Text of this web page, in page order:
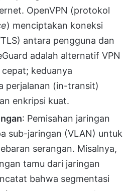
OpenVPN (protokol
) menciptakan koneksi
antara pengguna dan
adalah alternatif VPN
keduanya
perjalanan (in-transit)
enkripsi kuat.
: Pemisahan jaringan
sub-jaringan (VLAN) untuk
serangan. Misalnya,
tamu dari jaringan
bahwa segmentasi